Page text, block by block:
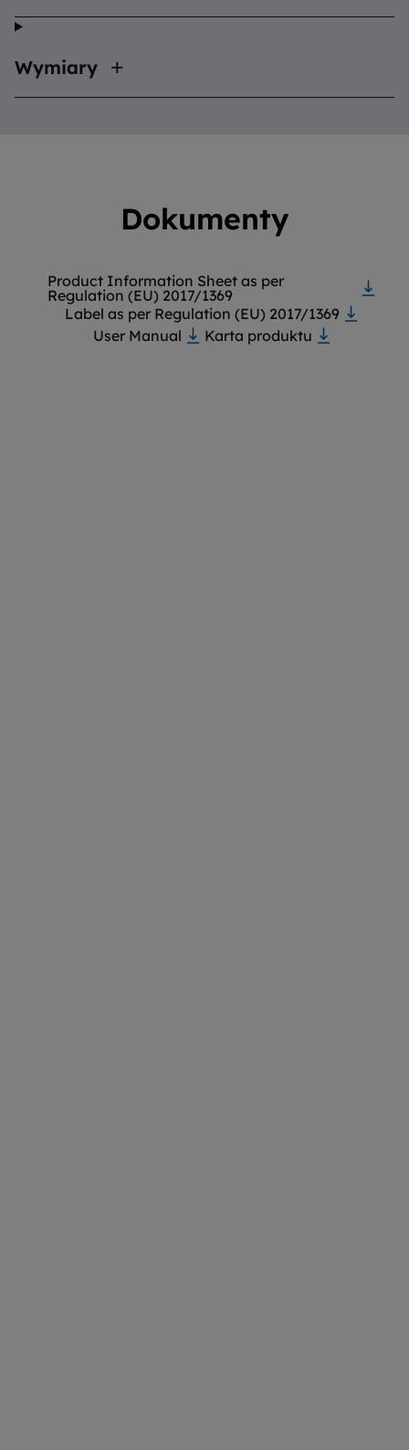
Wymiary
Dokumenty
Product Information Sheet as per
Regulation (EU) 2017/1369
Label as per Regulation (EU) 2017/1369
User Manual
Karta produktu